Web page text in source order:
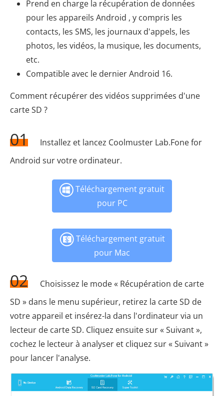
Prend en charge la récupération de données
pour les appareils Android , y compris les
contacts, les SMS, les journaux d'appels, les
photos, les vidéos, la musique, les documents,
etc.
Compatible avec le dernier Android 16.
Comment récupérer des vidéos supprimées d'une
carte SD ?
01
Installez et lancez Coolmuster Lab.Fone for
Android sur votre ordinateur.
Téléchargement gratuit
pour PC
Téléchargement gratuit
pour Mac
02
Choisissez le mode « Récupération de carte
SD » dans le menu supérieur, retirez la carte SD de
votre appareil et insérez-la dans l'ordinateur via un
lecteur de carte SD. Cliquez ensuite sur « Suivant »,
cochez le lecteur à analyser et cliquez sur « Suivant »
pour lancer l'analyse.